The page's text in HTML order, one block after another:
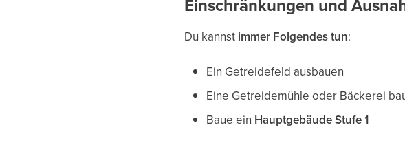
Einschränkungen und
Du kannst immer Folgendes tun:
Ein Getreidefeld ausbauen
Eine Getreidemühle oder Bäckerei
Baue ein Hauptgebäude Stufe 1